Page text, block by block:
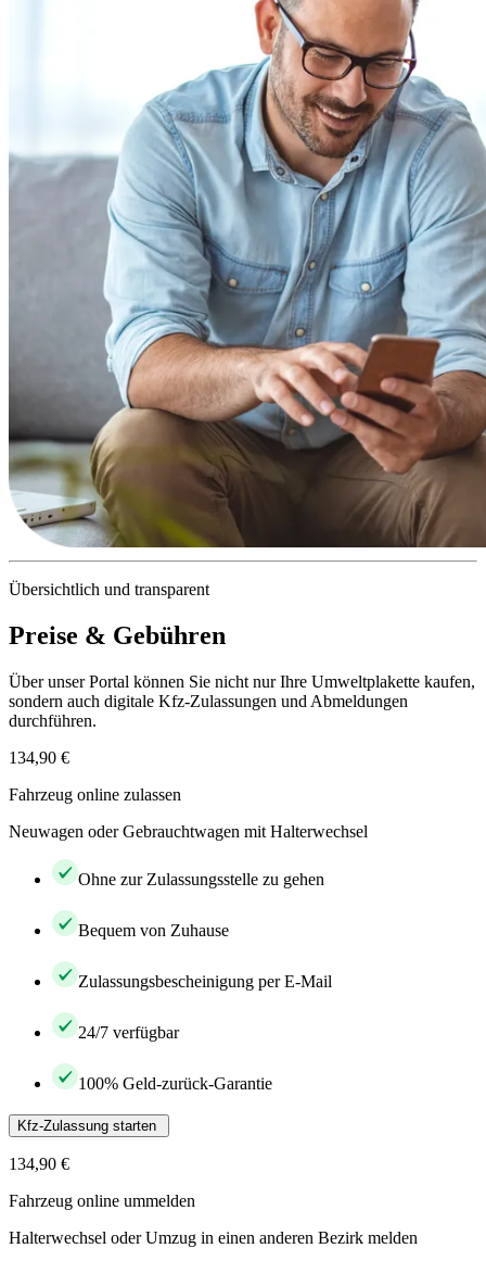
Übersichtlich und transparent
Preise & Gebühren
Über unser Portal können Sie nicht nur Ihre Umweltplakette kaufen,
sondern auch digitale Kfz-Zulassungen und Abmeldungen
durchführen.
134,90 €
Fahrzeug online zulassen
Neuwagen oder Gebrauchtwagen mit Halterwechsel
Ohne zur Zulassungsstelle zu gehen
Bequem von Zuhause
Zulassungsbescheinigung per E-Mail
24/7 verfügbar
100% Geld-zurück-Garantie
Kfz-Zulassung starten
134,90 €
Fahrzeug online ummelden
Halterwechsel oder Umzug in einen anderen Bezirk melden